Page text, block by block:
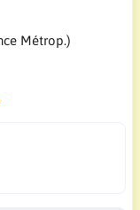
Métrop.)